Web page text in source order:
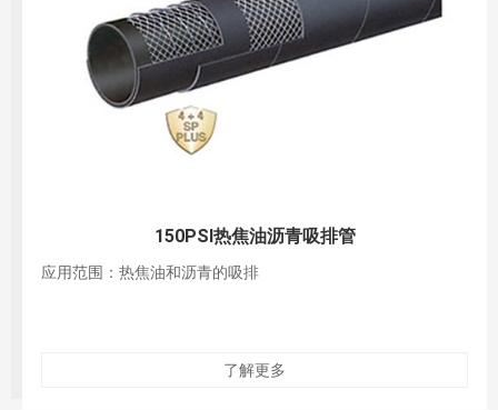
150PSI热焦油沥青吸排管
应用范围：热焦油和沥青的吸排
了解更多